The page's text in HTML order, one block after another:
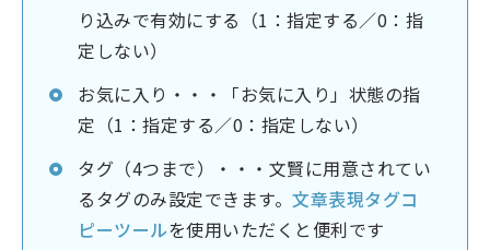
り込みで有効にする（1：指定する／0：指
定しない）
お気に入り・・・「お気に入り」状態の指
定（1：指定する／0：指定しない）
タグ（4つまで）・・・文賢に用意されてい
るタグのみ設定できます。 文章表現タグコ
ピーツールを使用いただくと便利です